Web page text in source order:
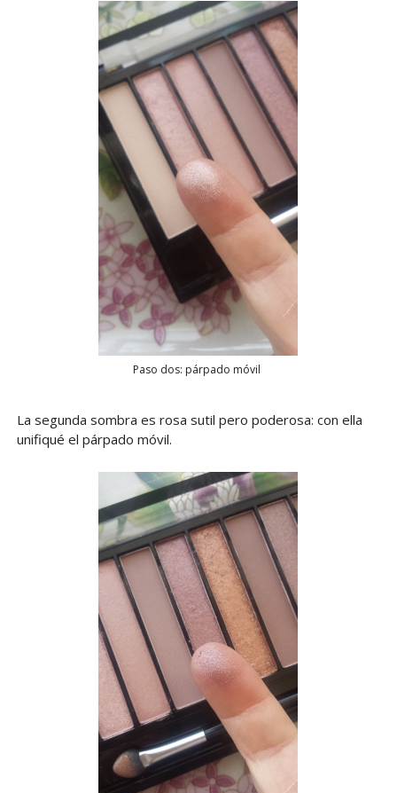
Paso dos: párpado móvil
La segunda sombra es rosa sutil pero poderosa: con ella
unifiqué el párpado móvil.